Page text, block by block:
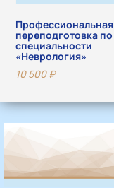
Профессиональная
переподготовка по
специальности
«Неврология»
10 500₽